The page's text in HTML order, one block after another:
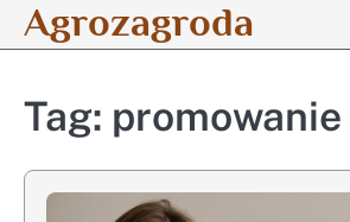
SkipAgrozagroda
Tag: